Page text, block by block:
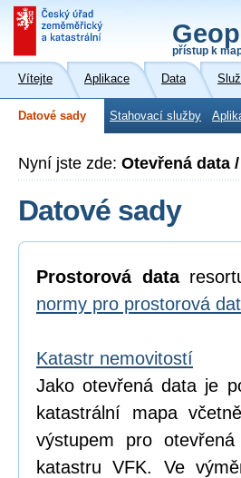
přístup k
Vítejte Aplikace Data
Datové sady Stahovací služby
Nyní jste zde: Otevřená data
Datové sady
Prostorová data
normy pro prostorová
Katastr nemovitostí
Jako otevřená data je
katastrální mapa
výstupem pro
katastru VFK. Ve